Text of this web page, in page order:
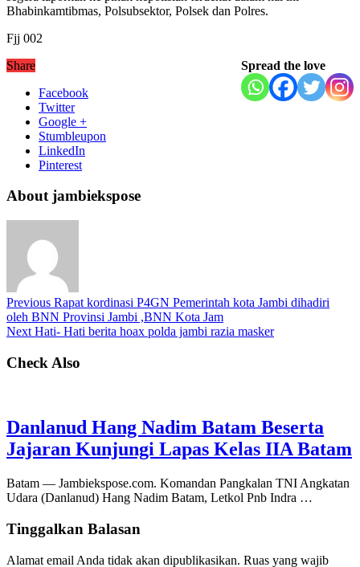
Bhabinkamtibmas, Polsubsektor, Polsek dan Polres.
Fjj 002
Spread the love
Share
Facebook
Twitter
Google +
Stumbleupon
LinkedIn
Pinterest
About jambiekspose
Previous Rapat kordinasi P4GN Pemerintah kota Jambi dihadiri
oleh BNN Provinsi Jambi ,BNN Kota Jam
Next Hati- Hati berita hoax polda jambi razia masker
Check Also
Danlanud Hang Nadim Batam Beserta
Jajaran Kunjungi Lapas Kelas IIA Batam
Batam — Jambiekspose.com. Komandan Pangkalan TNI Angkatan
Udara (Danlanud) Hang Nadim Batam, Letkol Pnb Indra …
Tinggalkan Balasan
Alamat email Anda tidak akan dipublikasikan. Ruas yang wajib